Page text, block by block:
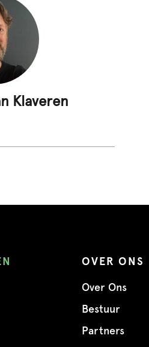
Klaveren
OVER ONS
Over Ons
Bestuur
Partners